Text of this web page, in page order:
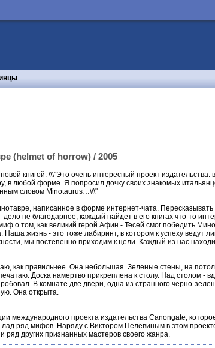
(helmet of horrow) / 2005
книгой: \\\"Это очень интересный проект
в любой форме. Я попросил дочку своих знакомых
словом Minotaurus…\\\"
написанное в форме интернет-чата.
не благодарное, каждый найдет в его книгах что-то
о том, как великий герой Афин - Тесей смог победить
жизнь - это тоже лабиринт, в котором к успеху ведут
мы постепенно приходим к цели. Каждый из нас
как правильнее. Она небольшая. Зеленые стены, на
Доска намертво прикреплена к столу. Над столом -
В комнате две двери, одна из странного черно-
Она открыта.
международного проекта издательства Canongate,
ряд мифов. Наряду с Виктором Пелевиным в этом
ряд других признанных мастеров своего жанра.